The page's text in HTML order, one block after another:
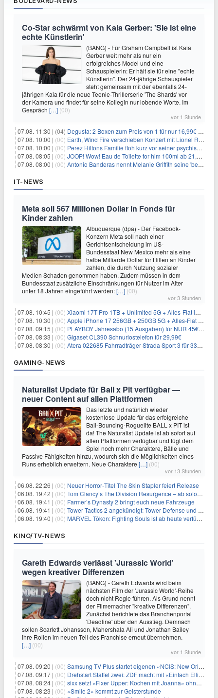
Co-Star schwärmt von Kaia Gerber: 'Sie ist eine
echte Künstlerin'
(BANG) - Für Graham Campbell ist Kaia
Gerber weit mehr als nur ein
erfolgreiches Model und eine
Schauspielerin: Er hält sie für eine "echte
Künstlerin". Der 24-jährige Schauspieler
steht gemeinsam mit der ebenfalls 24-
jährigen Kaia für die neue Teenie-Thrillerserie 'The Shards' vor
der Kamera und findet für seine Kollegin nur lobende Worte. Im
Gespräch […] (00)
vor 1 Stunde
07.08. 11:30 | (04) Degusta: 2 Boxen zum Preis von 1 für nur 16,99€ inkl. Versand
07.08. 10:00 | (00) Earth, Wind Fire verschieben Konzert mit Lionel Richie nach medizinischem Notfall
07.08. 10:00 | (00) Perez Hiltons Familie floh kurz vor seiner psychischen Krise aus dem Haus
07.08. 08:05 | (00) JOOP! Wow! Eau de Toilette for him 100ml ab 21,84€ im Sparabo
07.08. 08:00 | (00) Antonio Banderas nennt Melanie Griffith seine 'beste Freundin'
IT-NEWS
Meta soll 567 Millionen Dollar in Fonds für
Kinder zahlen
Albuquerque (dpa) - Der Facebook-
Konzern Meta soll nach einer
Gerichtsentscheidung im US-
Bundesstaat New Mexico mehr als eine
halbe Milliarde Dollar für Hilfen an Kinder
zahlen, die durch Nutzung sozialer
Medien Schaden genommen haben. Zudem müssen in dem
Bundesstaat zusätzliche Einschränkungen für Nutzer im Alter
unter 18 Jahren eingeführt werden:[…] (00)
vor 3 Stunden
07.08. 10:45 | (00) Xiaomi 17T Pro 1TB + Unlimited 5G + Alles-Flat im o2 Netz für 29,99€/Monat – eff. 1,15€/Monat
07.08. 10:30 | (00) Apple iPhone 17 256GB + 250GB 5G + Alles-Flat im Telekom-Netz für 34€/Monat – eff. 6,29€/Monat
07.08. 09:15 | (00) PLAYBOY Jahresabo (15 Ausgaben) für NUR 45€ (statt 198€)
07.08. 08:33 | (00) Gigaset CL390 Schnurlostelefon für 29,99€
07.08. 08:30 | (00) Atera 022685 Fahrradträger Strada Sport 3 für 337,48€
GAMING-NEWS
Naturalist Update für Ball x Pit verfügbar —
neuer Content auf allen Plattformen
Das letzte und natürlich wieder
kostenlose Update für das erfolgreiche
Ball-Bouncing-Roguelite BALL x PIT ist
da! The Naturalist Update ist ab sofort auf
allen Plattformen verfügbar und fügt dem
Spiel noch mehr Charaktere, Bälle und
Passive Fähigkeiten hinzu, wodurch sich die Möglichkeiten eines
Runs erheblich erweitern. Neue Charaktere […] (00)
vor 13 Stunden
06.08. 22:26 | (00) Neuer Horror‑Titel The Skin Stapler feiert Release
06.08. 19:42 | (00) Tom Clancy’s The Division Resurgence – ab sofort für euch verfügbar
06.08. 19:41 | (00) Farmer’s Dynasty 2 bringt euch neue Fahrzeuge
06.08. 19:41 | (00) Tower Tactics 2 angekündigt: Tower Defense und Deckbuilding Kombo kehrt zurück
06.08. 19:40 | (00) MARVEL Tōkon: Fighting Souls ist ab heute verfügbar
KINO/TV-NEWS
Gareth Edwards verlässt 'Jurassic World'
wegen kreativer Differenzen
(BANG) - Gareth Edwards wird beim
nächsten Film der 'Jurassic World'-Reihe
doch nicht Regie führen. Als Grund nennt
der Filmemacher "kreative Differenzen".
Zunächst berichtete das Branchenportal
'Deadline' über den Ausstieg. Demnach
sollen Scarlett Johansson, Mahershala Ali und Jonathan Bailey
ihre Rollen im neuen Teil des Franchise erneut übernehmen.
[…] (00)
vor 1 Stunde
07.08. 09:20 | (00) Samsung TV Plus startet eigenen «NCIS: New Orleans»-Sender
07.08. 09:17 | (00) Drehstart Staffel zwei: ZDF macht mit «Einfach Elli» weiter
07.08. 08:24 | (00) sixx setzt «Fixer Upper: Kochen mit Joanna» ohne Pause fort
07.08. 08:23 | (00) «Smile 2» kommt zur Geisterstunde